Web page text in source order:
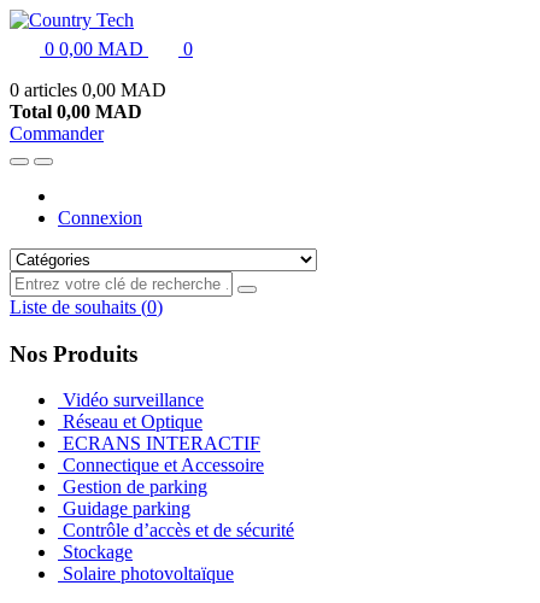
0 0,00 MAD
0
0 articles 0,00 MAD
Total 0,00 MAD
Commander
Connexion
Liste de souhaits (0)
Nos Produits
Vidéo surveillance
Réseau et Optique
ECRANS INTERACTIF
Connectique et Accessoire
Gestion de parking
Guidage parking
Contrôle d’accès et de sécurité
Stockage
Solaire photovoltaïque